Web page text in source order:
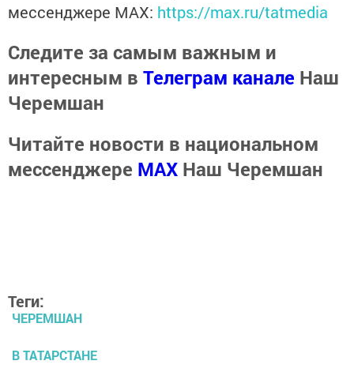
мессенджере MАХ: https://max.ru/tatmedia
Следите за самым важным и
интересным в Телеграм канале Наш
Черемшан
Читайте новости в национальном
мессенджере MАХ Наш Черемшан
Теги:
ЧЕРЕМШАН
В ТАТАРСТАНЕ